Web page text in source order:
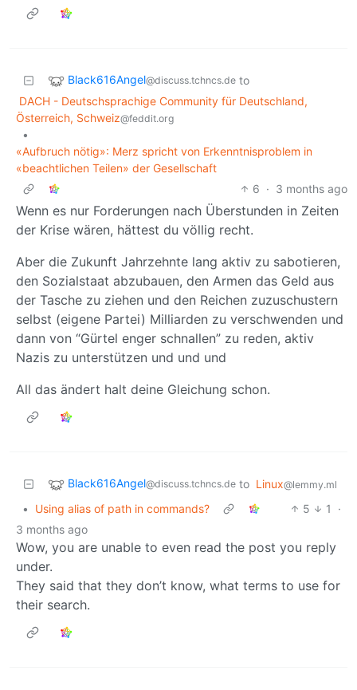
Black616Angel@discuss.tchncs.de to
DACH - Deutschsprachige Community für Deutschland,
Österreich, Schweiz@feddit.org
•
«Aufbruch nötig»: Merz spricht von Erkenntnisproblem in
«beachtlichen Teilen» der Gesellschaft
6 · 3 months ago
Wenn es nur Forderungen nach Überstunden in Zeiten
der Krise wären, hättest du völlig recht.
Aber die Zukunft Jahrzehnte lang aktiv zu sabotieren,
den Sozialstaat abzubauen, den Armen das Geld aus
der Tasche zu ziehen und den Reichen zuzuschustern
selbst (eigene Partei) Milliarden zu verschwenden und
dann von “Gürtel enger schnallen” zu reden, aktiv
Nazis zu unterstützen und und und
All das ändert halt deine Gleichung schon.
Black616Angel@discuss.tchncs.de to Linux@lemmy.ml
• Using alias of path in commands? 5 1
·
3 months ago
Wow, you are unable to even read the post you reply
under.
They said that they don’t know, what terms to use for
their search.